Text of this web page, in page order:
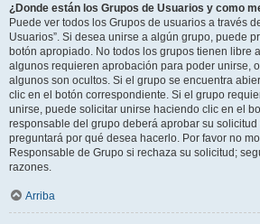
¿Donde están los Grupos de Usuarios y como
Puede ver todos los Grupos de usuarios a través
Usuarios”. Si desea unirse a algún grupo, puede
botón apropiado. No todos los grupos tienen libre
algunos requieren aprobación para poder unirse,
algunos son ocultos. Si el grupo se encuentra
clic en el botón correspondiente. Si el grupo
unirse, puede solicitar unirse haciendo clic en el
responsable del grupo deberá aprobar su solicitud
preguntará por qué desea hacerlo. Por favor no
Responsable de Grupo si rechaza su solicitud;
razones.
Arriba